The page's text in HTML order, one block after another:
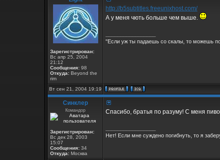
Зарегистрирован:
Вс апр 25, 2004
21:12
Сообщения: 98
Откуда: Beyond the
rim
http://b5subtitles.freeunixhost.com/
А у меня чють больше чем выше.
"Если уж ты падаешь со скалы, то можешь
Вт сен 21, 2004 19:19
Синклер
Командор
Зарегистрирован:
Вс дек 28, 2003
15:07
Сообщения: 34
Откуда: Москва
Спасибо, братья по разуму! С меня
Нет! Если мне суждено погибнуть, то я